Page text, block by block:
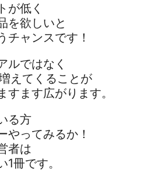
が低く
を欲しいと
チャンスです！
ルではなく
えてくることが
ます広がります。
る方
やってみるか！
者は
冊です。